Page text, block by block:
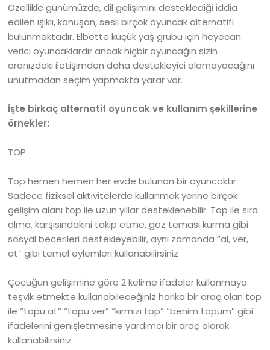
Özellikle günümüzde, dil gelişimini desteklediği iddia
edilen ışıklı, konuşan, sesli birçok oyuncak alternatifi
bulunmaktadır. Elbette küçük yaş grubu için heyecan
verici oyuncaklardır ancak hiçbir oyuncağın sizin
aranızdaki iletişimden daha destekleyici olamayacağını
unutmadan seçim yapmakta yarar var.
İşte birkaç alternatif oyuncak ve kullanım şekillerine
örnekler:
TOP:
Top hemen hemen her evde bulunan bir oyuncaktır.
Sadece fiziksel aktivitelerde kullanmak yerine birçok
gelişim alanı top ile uzun yıllar desteklenebilir. Top ile sıra
alma, karşısındakini takip etme, göz teması kurma gibi
sosyal becerileri destekleyebilir, aynı zamanda “al, ver,
at” gibi temel eylemleri kullanabilirsiniz
Çocuğun gelişimine göre 2 kelime ifadeler kullanmaya
teşvik etmekte kullanabileceğiniz harika bir araç olan top
ile “topu at” “topu ver” “kırmızı top” “benim topum” gibi
ifadelerini genişletmesine yardımcı bir araç olarak
kullanabilirsiniz